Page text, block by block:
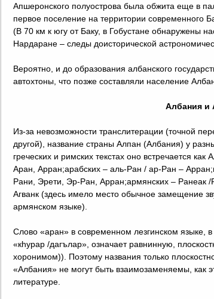
Апшеронского полуострова была обжита еще в
первое поселение на территории современного
(В 70 км к югу от Баку, в Гобустане обнаружены
Нардаране – следы доисторической
Вероятно, и до образования албанского
автохтоны, что позже составляли население
Албания и
Из-за невозможности транслитерации (точной
другой), название страны Алпан (Албания) у
греческих и римских текстах оно встречается
Аран, Арран;арабских – аль-Ран / ар-Ран –
Рани, Эрети, Эр-Ран, Арран;армянских – Ранеак /
Агванк (здесь имело место обычное замещение
армянском языке).
Слово «аран» в современном лезгинском языке,
«кhурар /дагълар», означает равнинную,
хоронимом)). Поэтому названия только
«Албания» не могут быть взаимозаменяемы, как
литературе.